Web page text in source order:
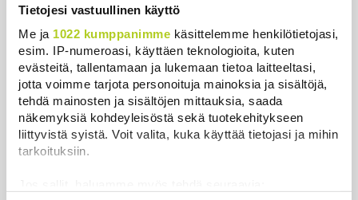
Tietojesi vastuullinen käyttö
Me ja 1022 kumppanimme käsittelemme henkilötietojasi,
esim. IP-numeroasi, käyttäen teknologioita, kuten
evästeitä, tallentamaan ja lukemaan tietoa laitteeltasi,
jotta voimme tarjota personoituja mainoksia ja sisältöjä,
tehdä mainosten ja sisältöjen mittauksia, saada
näkemyksiä kohdeyleisöstä sekä tuotekehitykseen
liittyvistä syistä. Voit valita, kuka käyttää tietojasi ja mihin
tarkoituksiin.
Uutiset | 7.8.2026 15:51
Ruokavirasto muuttaa rajoituksia afrikkalaisen
sikaruton tartuntavyöhykkeellä
Uutiset | 7.8.2026 14:57
Somejättejä vaaditaan vastuuseen riippuvuuden
aiheuttamisesta